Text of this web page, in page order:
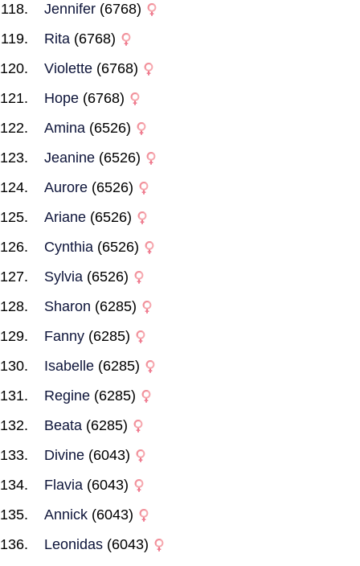
Jennifer (6768)
Rita (6768)
Violette (6768)
Hope (6768)
Amina (6526)
Jeanine (6526)
Aurore (6526)
Ariane (6526)
Cynthia (6526)
Sylvia (6526)
Sharon (6285)
Fanny (6285)
Isabelle (6285)
Regine (6285)
Beata (6285)
Divine (6043)
Flavia (6043)
Annick (6043)
Leonidas (6043)